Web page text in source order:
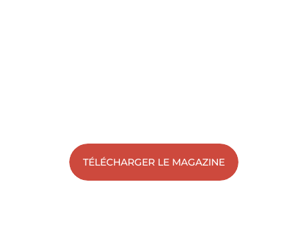
TÉLÉCHARGER LE MAGAZINE